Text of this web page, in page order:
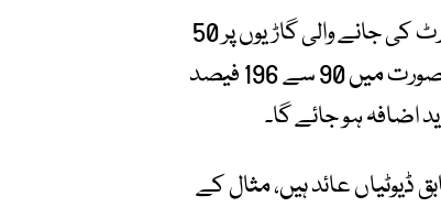
وزارتِ تجارت کی دستاویز کے مطابق، اس وقت پاکستان میں امپورٹ کی جانے والی گاڑیوں پر 50
سے 156 فیصد تک ڈیوٹی عائد ہیں، پرانی گاڑیوں کی امپورٹ کی صورت میں 90 سے 196 فیصد
ہو جائے گا۔
عائد ہیں، مثال کے